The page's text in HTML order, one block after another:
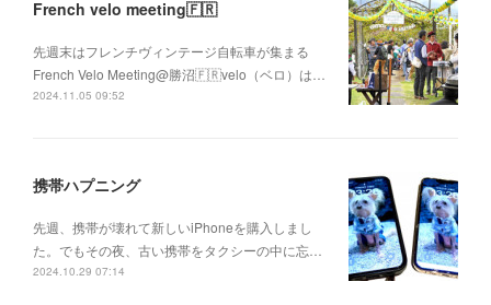
French velo meeting🇫🇷
先週末はフレンチヴィンテージ自転車が集まる
French Velo Meeting@勝沼🇫🇷velo（ベロ）は…
2024.11.05 09:52
携帯ハプニング
先週、携帯が壊れて新しいiPhoneを購入しまし
た。でもその夜、古い携帯をタクシーの中に忘…
2024.10.29 07:14